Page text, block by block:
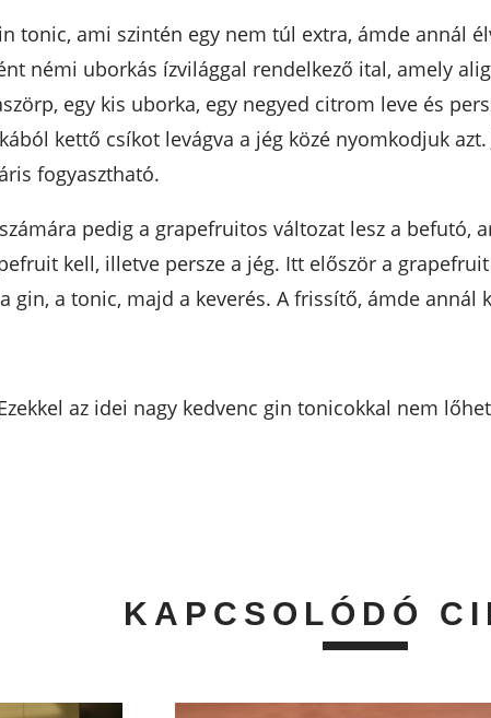
tonic, ami szintén egy nem túl extra, ámde annál
némi uborkás ízvilággal rendelkező ital, amely
egy kis uborka, egy negyed citrom leve és
kettő csíkot levágva a jég közé nyomkodjuk
fogyasztható.
pedig a grapefruitos változat lesz a befutó,
kell, illetve persze a jég. Itt először a
gin, a tonic, majd a keverés. A frissítő, ámde
az idei nagy kedvenc gin tonicokkal nem
KAPCSOLÓDÓ